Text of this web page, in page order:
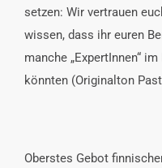
setzen: Wir vertrauen
wissen, dass ihr euren
manche „ExpertInnen“
könnten (Originalton
Oberstes Gebot